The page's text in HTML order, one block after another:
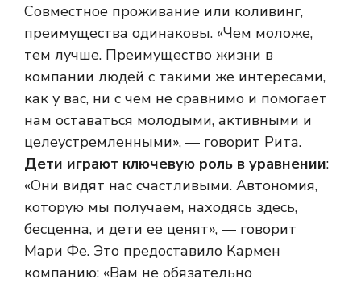
Совместное проживание или коливинг,
преимущества одинаковы. «Чем моложе,
тем лучше. Преимущество жизни в
компании людей с такими же интересами,
как у вас, ни с чем не сравнимо и помогает
нам оставаться молодыми, активными и
целеустремленными», — говорит Рита.
Дети играют ключевую роль в уравнении:
«Они видят нас счастливыми. Автономия,
которую мы получаем, находясь здесь,
бесценна, и дети ее ценят», — говорит
Мари Фе. Это предоставило Кармен
компанию: «Вам не обязательно